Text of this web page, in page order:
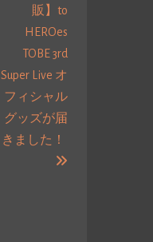
販】to
HEROes
TOBE 3rd
Super Live オ
フィシャル
グッズが届
きました！
次